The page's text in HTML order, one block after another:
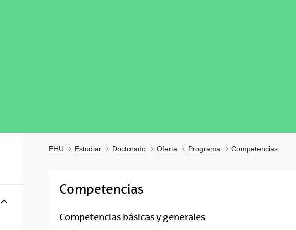
Mostrar/ocultar subpáginas
EHU Estudiar Doctorado Oferta Programa Competencias
Competencias
Competencias básicas y generales